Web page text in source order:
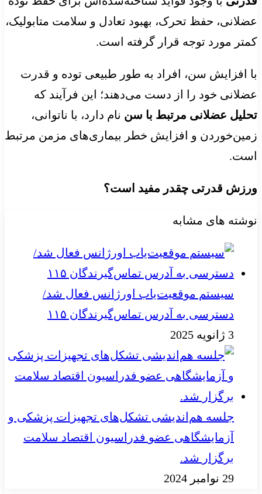
عضلانی، حفظ تحرک، بهبود تعادل و سلامت متابولیک،
کمتر مورد توجه قرار گرفته است.
با افزایش سن، افراد به طور طبیعی توده و قدرت
عضلانی خود را از دست می‌دهند؛ این فرآیند که
تحلیل عضلانی مرتبط با سن نام دارد، با ناتوانی،
زمین‌خوردن و افزایش خطر بیماری‌های مزمن مرتبط
است.
ورزش قدرتی چقدر مفید است؟
نوشته های مشابه
سیستم موقعیت‌یاب اورژانس فعال شد/
دسترسی به آدرس تماس‌گیرندگان ۱۱۵
3 ژانویه 2025
جلسه هم‌اندیشی تشکل‌های تجهیزات پزشکی و
آزمایشگاهی عضو فدراسیون اقتصاد سلامت
برگزار شد.
29 نوامبر 2024